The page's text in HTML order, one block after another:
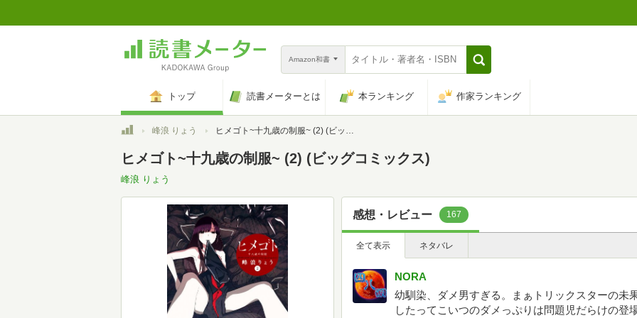
Amazon和書
トップ 読書メーターとは 本ランキング 作家ランキング
トップ峰浪 りょう ヒメゴト~十九歳の制服~ (2) (ビッグコミックス)
ヒメゴト~十九歳の制服~ (2) (ビッグコミックス)
峰浪 りょう
感想・レビュー 167
全て表示 ネタバレ
NORA
幼馴染、ダメ男すぎる。まぁトリックスターの未
したってこいつのダメっぷりは問題児だらけの登